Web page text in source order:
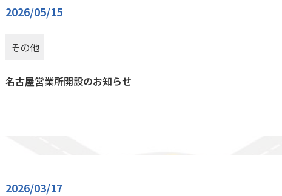
2026/05/15
その他
名古屋営業所開設のお知らせ
2026/03/17